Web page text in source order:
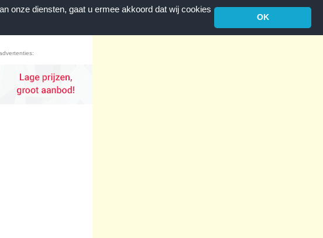
onze diensten, gaat u ermee akkoord dat wij cookies
OK